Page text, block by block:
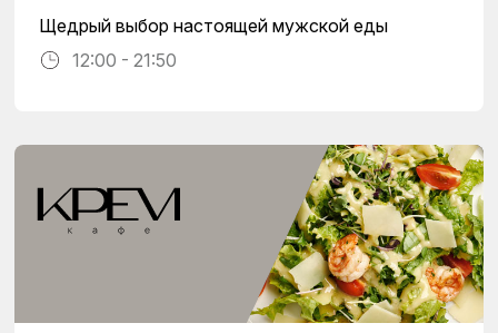
Щедрый выбор настоящей мужской еды
12:00 - 21:50